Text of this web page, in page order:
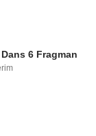
6 Fragman